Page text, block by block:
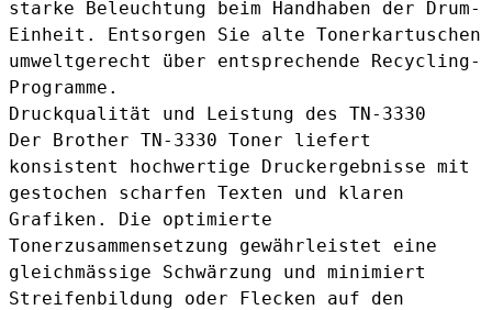
starke Beleuchtung beim Handhaben der Drum-
Einheit. Entsorgen Sie alte Tonerkartuschen
umweltgerecht über entsprechende Recycling-
Programme.
Druckqualität und Leistung des TN-3330
Der Brother TN-3330 Toner liefert
konsistent hochwertige Druckergebnisse mit
gestochen scharfen Texten und klaren
Grafiken. Die optimierte
Tonerzusammensetzung gewährleistet eine
gleichmässige Schwärzung und minimiert
Streifenbildung oder Flecken auf den